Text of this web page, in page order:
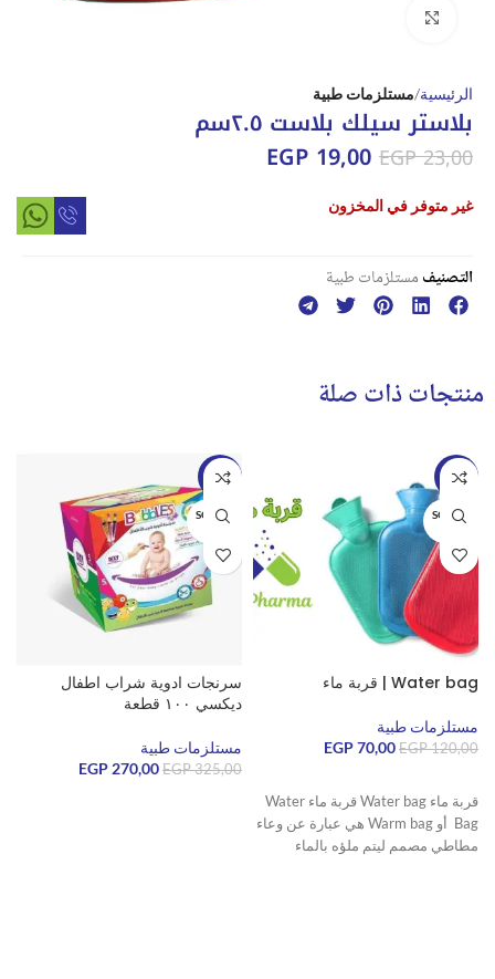
الرئيسية مستلزمات طبية
بلاستر سيلك بلاست ٢.٥سم
EGP23,00
EGP 19,00
غير متوفر في المخزون
التصنيفمستلزمات طبية
منتجات ذات صلة
-42%
SOLD O
Water bag | قربة ماء
مستلزمات طبية
EGP120,00
EGP70,00
قربة ماء Water bag قربة ماء Water
Bag أو Warm bag هي عبارة عن وعاء
مطاطي مصمم ليتم ملؤه بالماء
-17%
SOLD O
سرنجات ادوية شراب اطفال
ديكسي ١٠٠ قطعة
مستلزمات طبية
EGP325,00
EGP270,00